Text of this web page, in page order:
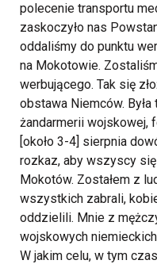
polecenie transportu
zaskoczyło nas
oddaliśmy do punktu
na Mokotowie.
werbującego. Tak się
obstawa Niemców.
żandarmerii wojskowej,
[około 3-4] sierpnia
rozkaz, aby wszyscy
Mokotów. Zostałem z
wszystkich zabrali,
oddzielili. Mnie z
wojskowych
W jakim celu, w tym